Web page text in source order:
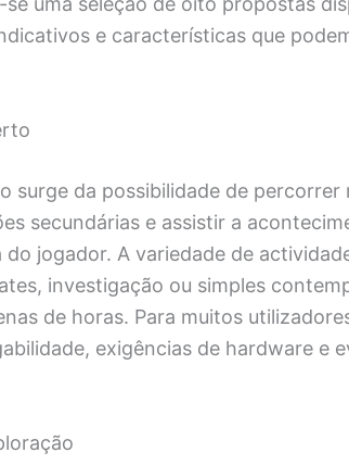
e características que
surge da possibilidade de percorrer
secundárias e assistir a
jogador. A variedade de
investigação ou simples
de horas. Para muitos
exigências de hardware e